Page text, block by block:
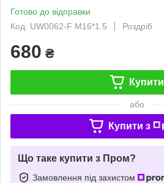
Готово до відправки
Код: UW0062-F M16*1.5
Роздріб
680 ₴
Купити
або
Купити з
Що таке купити з Пром?
Замовлення під захистом